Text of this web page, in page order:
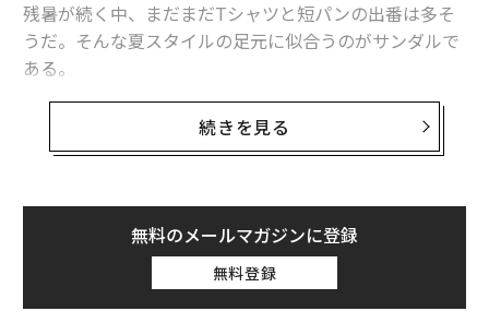
残暑が続く中、まだまだTシャツと短パンの出番は多そ
うだ。そんな夏スタイルの足元に似合うのがサンダルで
ある。
人気スタイリストたちに一点モノサンダルを聞く
と、“ゴツめの黒”で意見が一致！そこで今回は彼らが愛
【写真8点】「スタイリストの愛用サンダルは『黒のゴ
ツめ』で満場一致！」の詳細写真をチェック
続きを見る
無料のメールマガジンに登録
無料登録